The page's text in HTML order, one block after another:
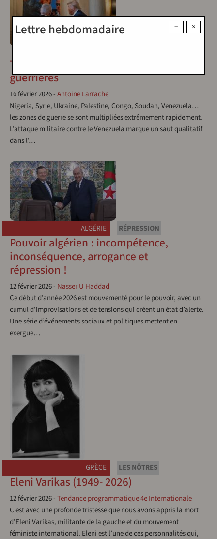
Trump et les nouvelles dynamiques
guerrières
16 février 2026-Antoine Larrache
Nigeria, Syrie, Ukraine, Palestine, Congo, Soudan, Venezuela…
les zones de guerre se sont multipliées extrêmement rapidement.
L’attaque militaire contre le Venezuela marque un saut qualitatif
dans l’…
ALGÉRIE RÉPRESSION
Pouvoir algérien : incompétence,
inconséquence, arrogance et
répression !
12 février 2026- Nasser U Haddad
Ce début d’année 2026 est mouvementé pour le pouvoir, avec un
cumul d’improvisations et de tensions qui créent un état d’alerte.
Une série d’événements sociaux et politiques mettent en
exergue…
GRÈCE LES NÔTRES
Eleni Varikas (1949- 2026)
12 février 2026-Tendance programmatique 4e Internationale
C’est avec une profonde tristesse que nous avons appris la mort
d’Eleni Varikas, militante de la gauche et du mouvement
féministe international. Eleni est l’une de ces personnalités qui,
×
−
Lettre hebdomadaire